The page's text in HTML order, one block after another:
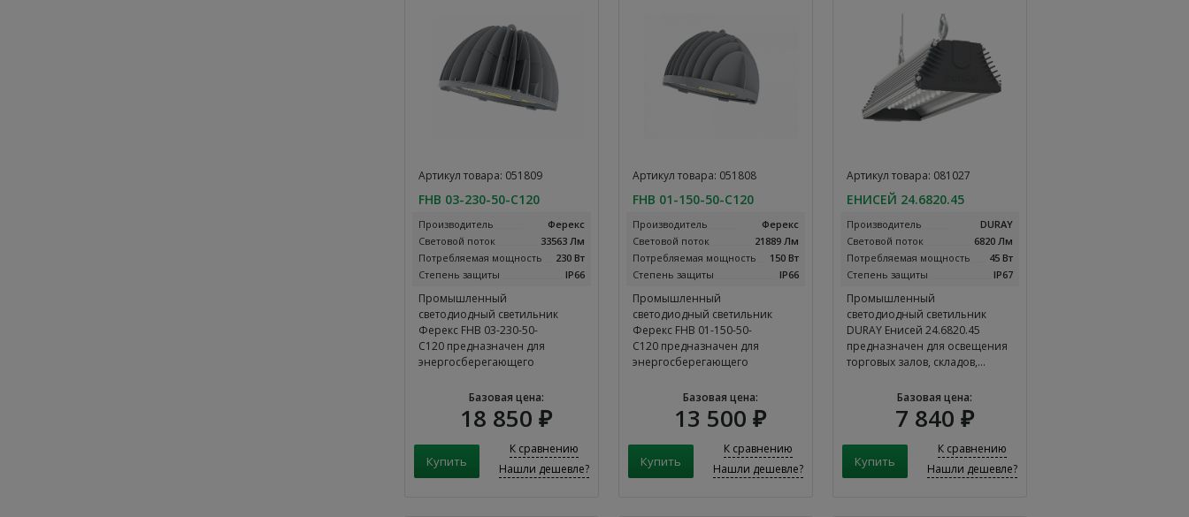
Артикул товара: 051809
FHB 03-230-50-С120
Производитель
Ферекс
Световой поток
33563 Лм
Потребляемая мощность
230 Вт
Степень защиты
IP66
Промышленный
светодиодный светильник
Ферекс FHB 03-230-50-
С120 предназначен для
энергосберегающего
Базовая цена:
18 850 ₽
К сравнению
Нашли дешевле?
Артикул товара: 051808
FHB 01-150-50-C120
Производитель
Ферекс
Световой поток
21889 Лм
Потребляемая мощность
150 Вт
Степень защиты
IP66
Промышленный
светодиодный светильник
Ферекс FHB 01-150-50-
С120 предназначен для
энергосберегающего
Базовая цена:
13 500 ₽
К сравнению
Нашли дешевле?
Артикул товара: 081027
ЕНИСЕЙ 24.6820.45
Производитель
DURAY
Световой поток
6820 Лм
Потребляемая мощность
45 Вт
Степень защиты
IP67
Промышленный
светодиодный светильник
DURAY Енисей 24.6820.45
предназначен для освещения
торговых залов, складов,…
Базовая цена:
7 840 ₽
К сравнению
Нашли дешевле?